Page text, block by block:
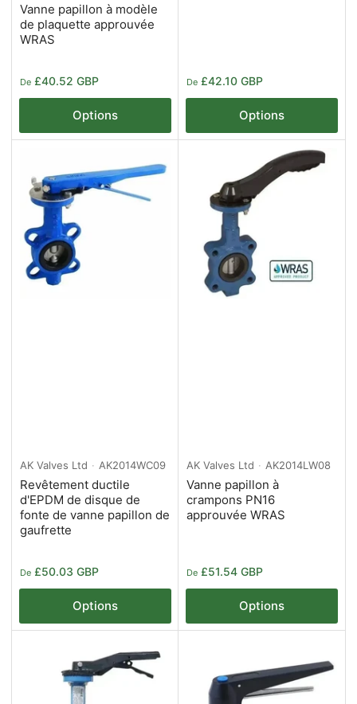
Vanne papillon à modèle
de plaquette approuvée
WRAS
Prix
De £40.52 GBP
Options
Prix
De £42.10 GBP
Options
AK Valves Ltd AK2014WC09
Revêtement ductile
d'EPDM de disque de
fonte de vanne papillon de
gaufrette
Prix
De £50.03 GBP
Options
AK Valves Ltd AK2014LW08
Vanne papillon à
crampons PN16
approuvée WRAS
Prix
De £51.54 GBP
Options